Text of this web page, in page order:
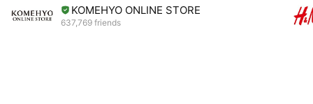
KOMEHYO ONLINE STORE
637,769 friends